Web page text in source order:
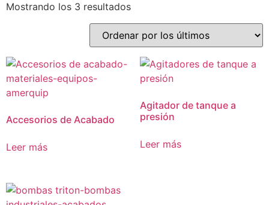
Mostrando los 3 resultados
Accesorios de Acabado
Leer más
Agitador de tanque a
presión
Leer más